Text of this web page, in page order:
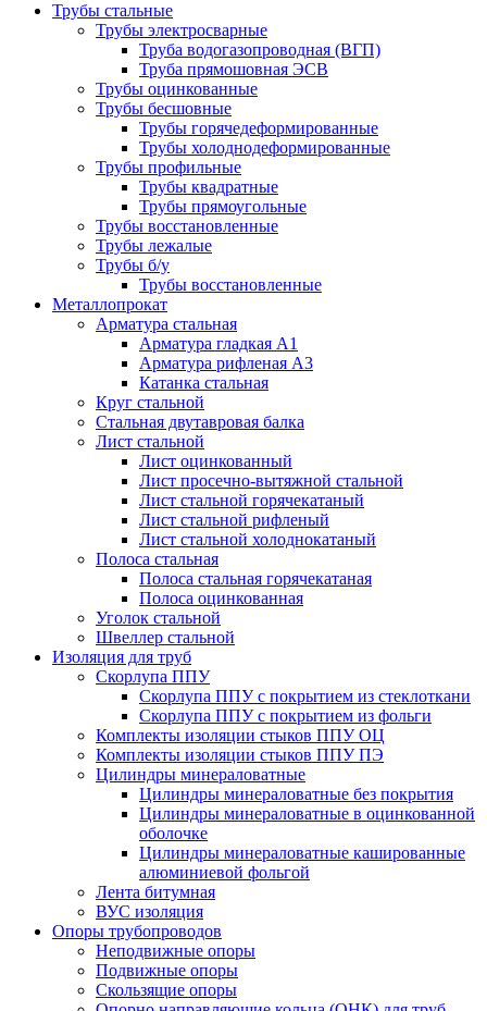
Трубы стальные
Трубы электросварные
Труба водогазопроводная (ВГП)
Труба прямошовная ЭСВ
Трубы оцинкованные
Трубы бесшовные
Трубы горячедеформированные
Трубы холоднодеформированные
Трубы профильные
Трубы квадратные
Трубы прямоугольные
Трубы восстановленные
Трубы лежалые
Трубы б/у
Трубы восстановленные
Металлопрокат
Арматура стальная
Арматура гладкая А1
Арматура рифленая А3
Катанка стальная
Круг стальной
Стальная двутавровая балка
Лист стальной
Лист оцинкованный
Лист просечно-вытяжной стальной
Лист стальной горячекатаный
Лист стальной рифленый
Лист стальной холоднокатаный
Полоса стальная
Полоса стальная горячекатаная
Полоса оцинкованная
Уголок стальной
Швеллер стальной
Изоляция для труб
Скорлупа ППУ
Скорлупа ППУ с покрытием из стеклоткани
Скорлупа ППУ с покрытием из фольги
Комплекты изоляции стыков ППУ ОЦ
Комплекты изоляции стыков ППУ ПЭ
Цилиндры минераловатные
Цилиндры минераловатные без покрытия
Цилиндры минераловатные в оцинкованной
оболочке
Цилиндры минераловатные кашированные
алюминиевой фольгой
Лента битумная
ВУС изоляция
Опоры трубопроводов
Неподвижные опоры
Подвижные опоры
Скользящие опоры